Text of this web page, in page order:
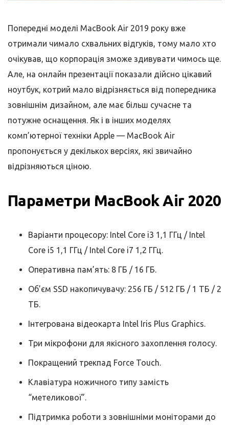
Попередні моделі MacBook Air 2019 року вже
отримали чимало схвальних відгуків, тому мало хто
очікував, що корпорація зможе здивувати чимось ще.
Але, на онлайн презентації показали дійсно цікавий
ноутбук, котрий мало відрізняється від попередника
зовнішнім дизайном, але має більш сучасне та
потужне оснащення. Як і в інших моделях
комп’ютерної техніки Apple — MacBook Air
пропонується у декількох версіях, які звичайно
відрізняються ціною.
Параметри MacBook Air 2020
Варіанти процесору: Intel Core i3 1,1 ГГц / Intel
Core i5 1,1 ГГц / Intel Core i7 1,2 ГГц.
Оперативна пам’ять: 8 ГБ / 16 ГБ.
Об’єм SSD накопичувачу: 256 ГБ / 512 ГБ / 1 ТБ / 2
ТБ.
Інтегрована відеокарта Intel Iris Plus Graphics.
Три мікрофони для якісного захоплення голосу.
Покращений трекпад Force Touch.
Клавіатура ножичного типу замість
“метеликової”.
Підтримка роботи з зовнішніми моніторами до